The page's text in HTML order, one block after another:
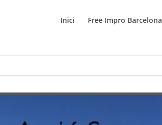
Inici Free Impro Barcelona